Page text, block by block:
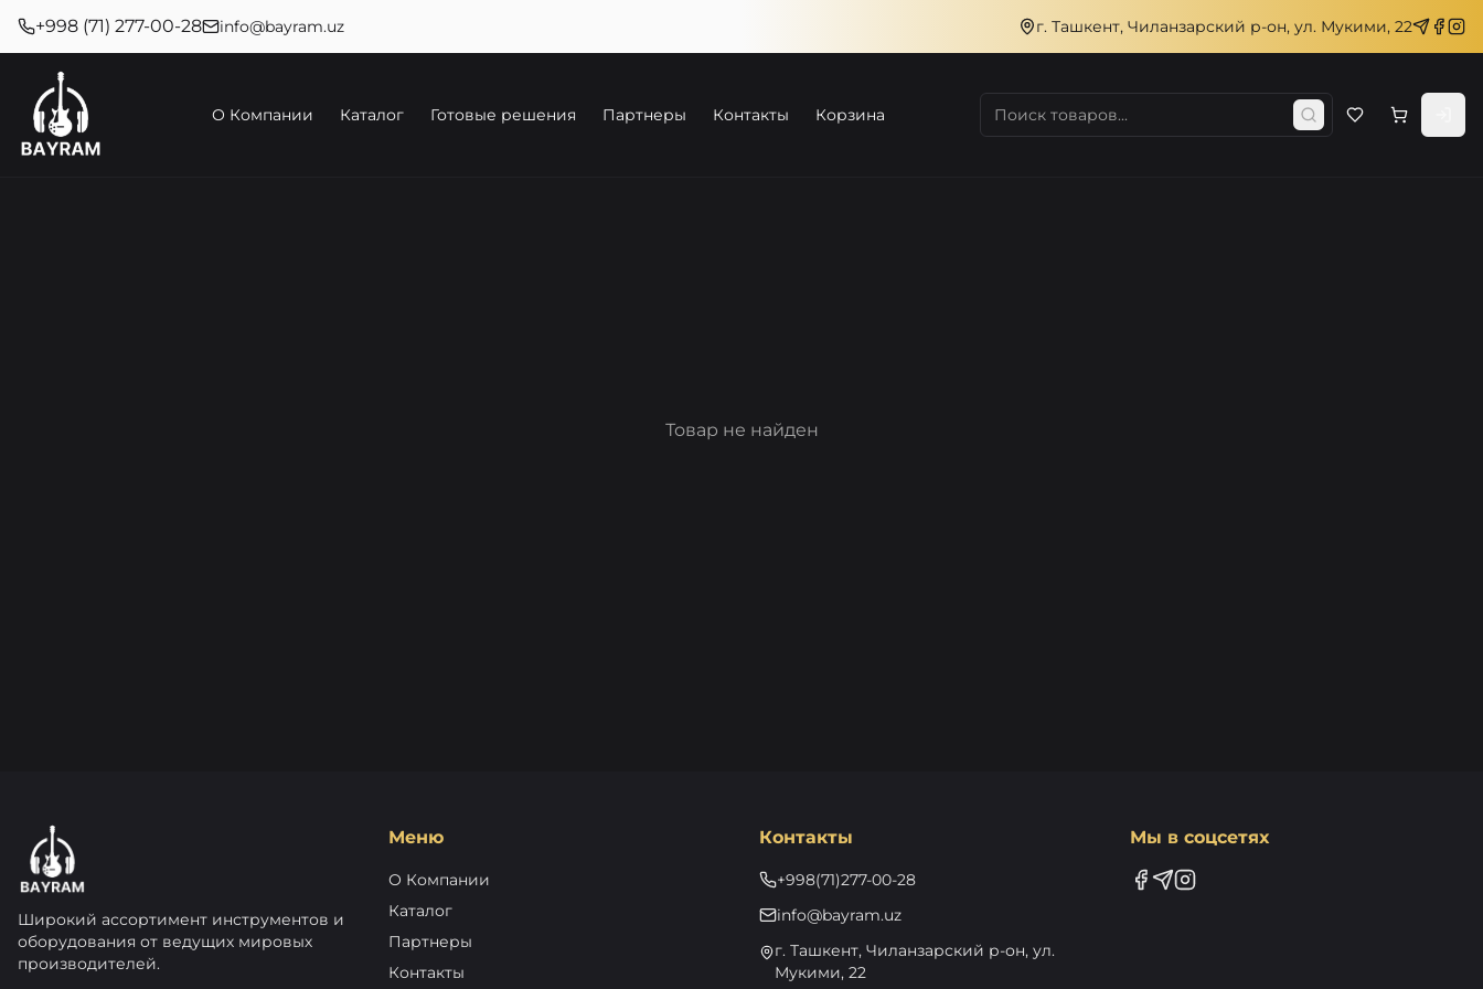
+998 (71) 277-00-28 info@bayram.uz г. Ташкент, Чиланзарский р-он, ул. Мукими, 22
О Компании Каталог Готовые решения Партнеры Контакты Корзина
Товар не найден
Широкий ассортимент инструментов и
оборудования от ведущих мировых
производителей.
Меню
О Компании
Каталог
Партнеры
Контакты
Контакты
+998(71)277-00-28
info@bayram.uz
г. Ташкент, Чиланзарский р-он, ул.
Мукими, 22
Мы в соцсетях